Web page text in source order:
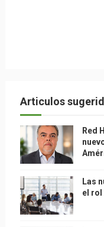
Articulos
Red
Las
el rol